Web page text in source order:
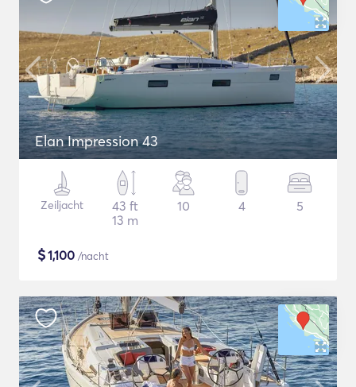
Elan Impression 43
Zeiljacht
43 ft
13 m
10 4 5
$1,100 /nacht